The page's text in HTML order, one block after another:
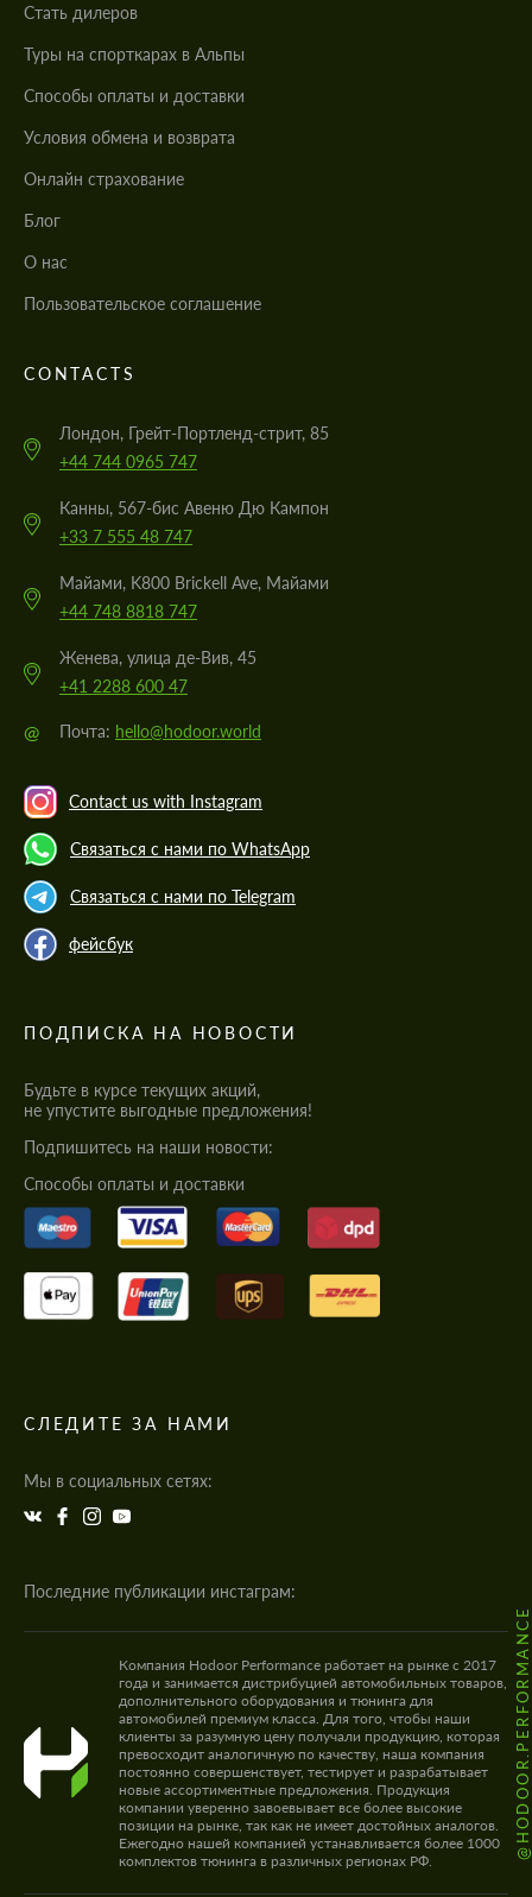
Стать дилеров
Туры на спорткарах в Альпы
Cпособы оплаты и доставки
Условия обмена и возврата
Онлайн страхование
Блог
О нас
Пользовательское соглашение
CONTACTS
Лондон, Грейт-Портленд-стрит, 85
+44 744 0965 747
Канны, 567-бис Авеню Дю Кампон
+33 7 555 48 747
Майами, K800 Brickell Ave, Майами
+44 748 8818 747
Женева, улица де-Вив, 45
+41 2288 600 47
@ Почта: hello@hodoor.world
Contact us with Instagram
Связаться с нами по WhatsApp
Связаться с нами по Telegram
фейсбук
ПОДПИСКА НА НОВОСТИ
Будьте в курсе текущих акций,
не упустите выгодные предложения!
Подпишитесь на наши новости:
Cпособы оплаты и доставки
СЛЕДИТЕ ЗА НАМИ
Мы в социальных сетях:
Последние публикации инстаграм:
@HODOOR.PERFORMANCE
Компания Hodoor Performance работает на рынке с 2017
года и занимается дистрибуцией автомобильных товаров,
дополнительного оборудования и тюнинга для
автомобилей премиум класса. Для того, чтобы наши
клиенты за разумную цену получали продукцию, которая
превосходит аналогичную по качеству, наша компания
постоянно совершенствует, тестирует и разрабатывает
новые ассортиментные предложения. Продукция
компании уверенно завоевывает все более высокие
позиции на рынке, так как не имеет достойных аналогов.
Ежегодно нашей компанией устанавливается более 1000
комплектов тюнинга в различных регионах РФ.